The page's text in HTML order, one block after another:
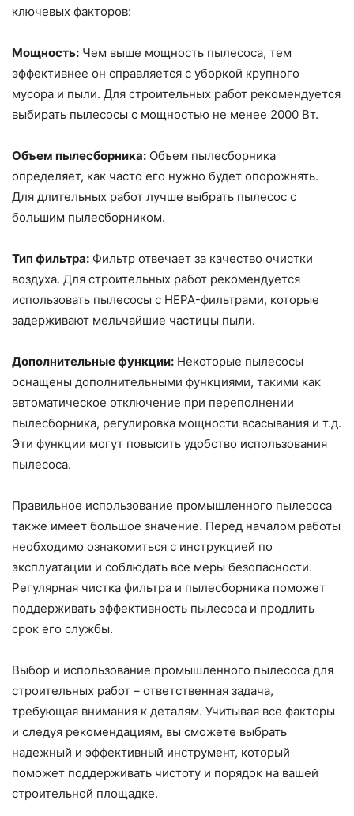
ключевых факторов:
Мощность: Чем выше мощность пылесоса, тем
эффективнее он справляется с уборкой крупного
мусора и пыли. Для строительных работ рекомендуется
выбирать пылесосы с мощностью не менее 2000 Вт.
Объем пылесборника: Объем пылесборника
определяет, как часто его нужно будет опорожнять.
Для длительных работ лучше выбрать пылесос с
большим пылесборником.
Тип фильтра: Фильтр отвечает за качество очистки
воздуха. Для строительных работ рекомендуется
использовать пылесосы с HEPA-фильтрами, которые
задерживают мельчайшие частицы пыли.
Дополнительные функции: Некоторые пылесосы
оснащены дополнительными функциями, такими как
автоматическое отключение при переполнении
пылесборника, регулировка мощности всасывания и т.д.
Эти функции могут повысить удобство использования
пылесоса.
Правильное использование промышленного пылесоса
также имеет большое значение. Перед началом работы
необходимо ознакомиться с инструкцией по
эксплуатации и соблюдать все меры безопасности.
Регулярная чистка фильтра и пылесборника поможет
поддерживать эффективность пылесоса и продлить
срок его службы.
Выбор и использование промышленного пылесоса для
строительных работ – ответственная задача,
требующая внимания к деталям. Учитывая все факторы
и следуя рекомендациям, вы сможете выбрать
надежный и эффективный инструмент, который
поможет поддерживать чистоту и порядок на вашей
строительной площадке.